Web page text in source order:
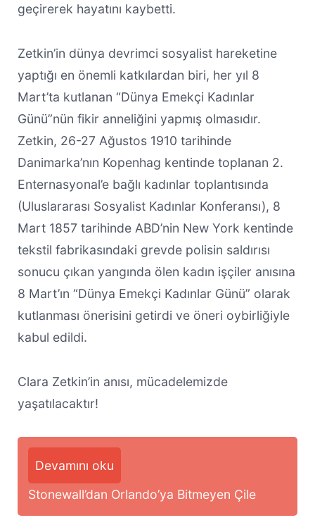
geçirerek hayatını kaybetti.
Zetkin’in dünya devrimci sosyalist hareketine
yaptığı en önemli katkılardan biri, her yıl 8
Mart’ta kutlanan “Dünya Emekçi Kadınlar
Günü”nün fikir anneliğini yapmış olmasıdır.
Zetkin, 26-27 Ağustos 1910 tarihinde
Danimarka’nın Kopenhag kentinde toplanan 2.
Enternasyonal’e bağlı kadınlar toplantısında
(Uluslararası Sosyalist Kadınlar Konferansı), 8
Mart 1857 tarihinde ABD’nin New York kentinde
tekstil fabrikasındaki grevde polisin saldırısı
sonucu çıkan yangında ölen kadın işçiler anısına
8 Mart’ın “Dünya Emekçi Kadınlar Günü” olarak
kutlanması önerisini getirdi ve öneri oybirliğiyle
kabul edildi.
Clara Zetkin’in anısı, mücadelemizde
yaşatılacaktır!
Devamını oku
Stonewall’dan Orlando’ya Bitmeyen Çile